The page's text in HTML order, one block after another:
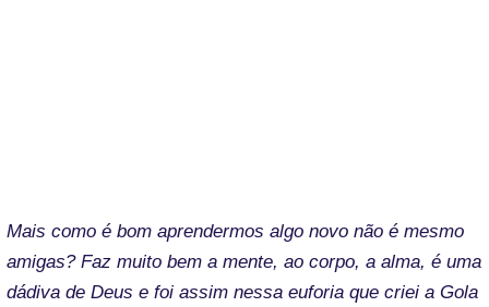
Mais como é bom aprendermos algo novo não é mesmo
amigas? Faz muito bem a mente, ao corpo, a alma, é uma
dádiva de Deus e foi assim nessa euforia que criei a Gola